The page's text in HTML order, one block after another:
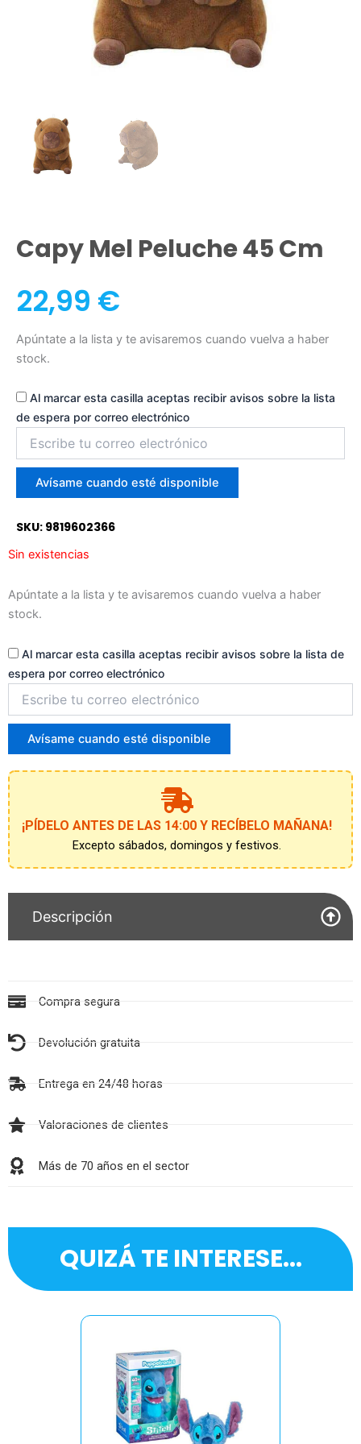
Capy Mel Peluche 45 Cm
22,99 €
Apúntate a la lista y te avisaremos cuando vuelva a haber
stock.
Al marcar esta casilla aceptas recibir avisos sobre la lista
de espera por correo electrónico
correo
para
unirte
la
lista
Avísame cuando esté disponible
SKU: 9819602366
Sin existencias
Apúntate a la lista y te avisaremos cuando vuelva a haber
stock.
Al marcar esta casilla aceptas recibir avisos sobre la lista de
espera por correo electrónico
correo
para
unirte
a
la
lista
de
espera
Avísame cuando esté disponible
¡PÍDELO ANTES DE LAS 14:00 Y RECÍBELO MAÑANA!
Excepto sábados, domingos y festivos.
Descripción
Compra segura
Devolución gratuita
Entrega en 24/48 horas
Valoraciones de clientes
Más de 70 años en el sector
QUIZÁ TE INTERESE...